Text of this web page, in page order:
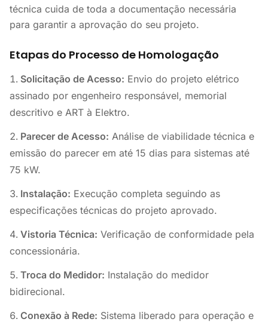
técnica cuida de toda a documentação necessária
para garantir a aprovação do seu projeto.
Etapas do Processo de Homologação
Solicitação de Acesso: Envio do projeto elétrico
assinado por engenheiro responsável, memorial
descritivo e ART à Elektro.
Parecer de Acesso: Análise de viabilidade técnica e
emissão do parecer em até 15 dias para sistemas até
75 kW.
Instalação: Execução completa seguindo as
especificações técnicas do projeto aprovado.
Vistoria Técnica: Verificação de conformidade pela
concessionária.
Troca do Medidor: Instalação do medidor
bidirecional.
Conexão à Rede: Sistema liberado para operação e